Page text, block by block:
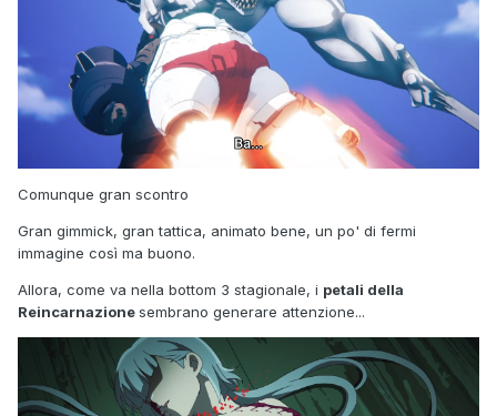
Comunque gran scontro
Gran gimmick, gran tattica, animato bene, un po' di fermi
immagine così ma buono.
Allora, come va nella bottom 3 stagionale, i petali della
Reincarnazionesembrano generare attenzione...